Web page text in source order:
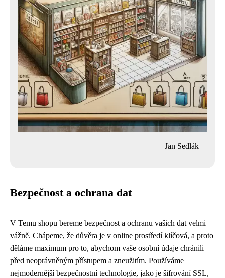
Jan Sedlák
Bezpečnost a ochrana dat
V Temu shopu bereme bezpečnost a ochranu vašich dat velmi
vážně. Chápeme, že důvěra je v online prostředí klíčová, a proto
děláme maximum pro to, abychom vaše osobní údaje chránili
před neoprávněným přístupem a zneužitím. Používáme
nejmodernější bezpečnostní technologie, jako je šifrování SSL,